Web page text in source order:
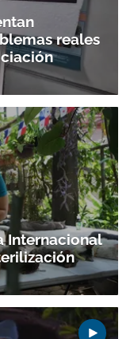
reales
Internacional